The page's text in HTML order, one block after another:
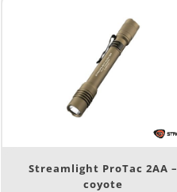
400
Streamlight ProTac 2AA –
coyote